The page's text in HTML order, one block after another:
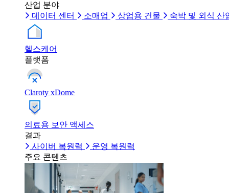
산업 분야
데이터 센터
소매업 상업용 건물 숙박 및 외식 산
헬스케어
플랫폼
Claroty xDome
의료용 보안 액세스
결과
사이버 복원력
운영 복원력
주요 콘텐츠